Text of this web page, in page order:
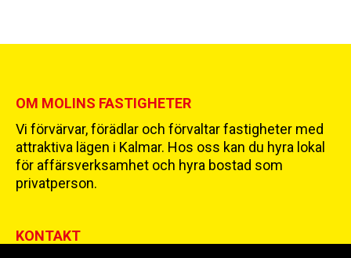
OM MOLINS FASTIGHETER
Vi förvärvar, förädlar och förvaltar fastigheter med
attraktiva lägen i Kalmar. Hos oss kan du hyra lokal
för affärsverksamhet och hyra bostad som
privatperson.
KONTAKT